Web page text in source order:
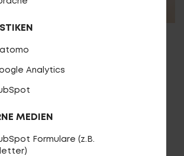
im E-MOUNTAINBIKE
Analytics
MEDIEN
Formulare (z.B.